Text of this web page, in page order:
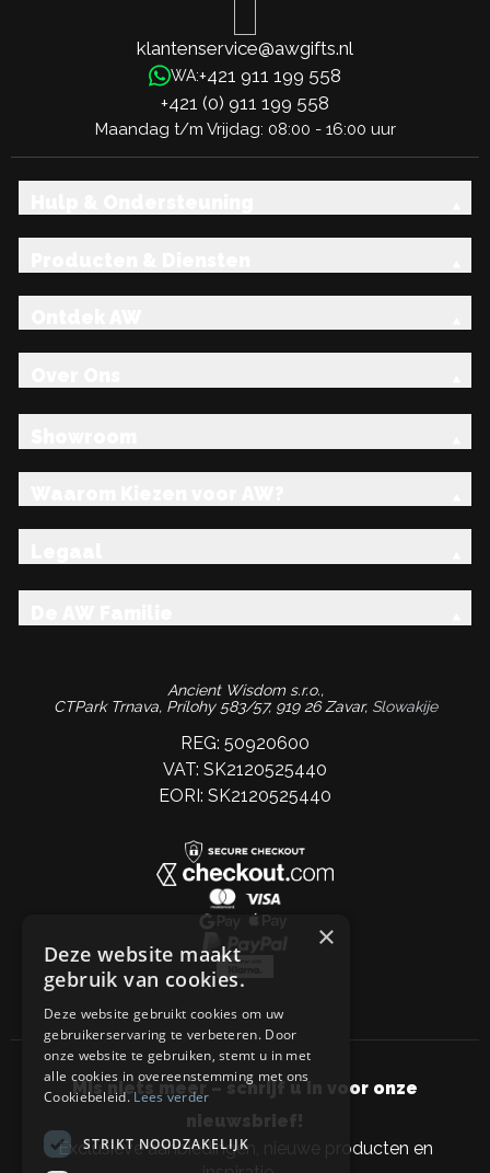
klantenservice@awgifts.nl
WA:+421 911 199 558
+421 (0) 911 199 558
Maandag t/m Vrijdag: 08:00 - 16:00 uur
Ancient Wisdom s.r.o.,
CTPark Trnava, Prílohy 583/57, 919 26 Zavar, Slowakije
REG: 50920600
VAT: SK2120525440
EORI: SK2120525440
Mis niets meer – schrijf u in voor onze
nieuwsbrief!
Exclusieve aanbiedingen, nieuwe producten en
×
Deze website maakt
gebruik van cookies.
Deze website gebruikt cookies om uw
gebruikerservaring te verbeteren. Door
onze website te gebruiken, stemt u in met
alle cookies in overeenstemming met ons
Cookiebeleid.Lees verder
STRIKT NOODZAKELIJK